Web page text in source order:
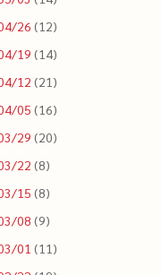
26 (12)
19 (14)
12 (21)
05 (16)
29 (20)
22 (8)
15 (8)
08 (9)
01 (11)